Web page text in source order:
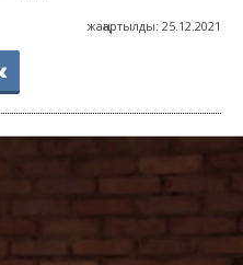
жаңартылды: 25.12.2021